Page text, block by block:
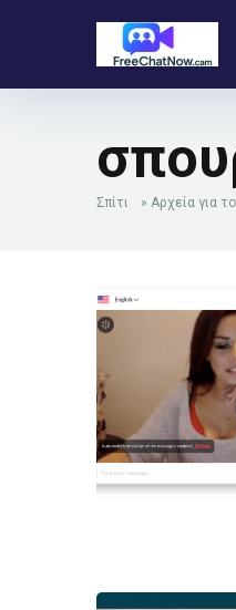
Σπίτι » Αρχεία για